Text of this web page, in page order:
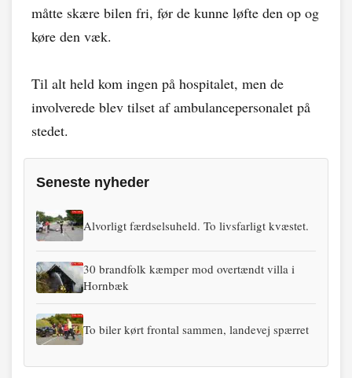
måtte skære bilen fri, før de kunne løfte den op og
køre den væk.
Til alt held kom ingen på hospitalet, men de
involverede blev tilset af ambulancepersonalet på
stedet.
Seneste nyheder
Alvorligt færdselsuheld. To livsfarligt kvæstet.
30 brandfolk kæmper mod overtændt villa i
Hornbæk
To biler kørt frontal sammen, landevej spærret